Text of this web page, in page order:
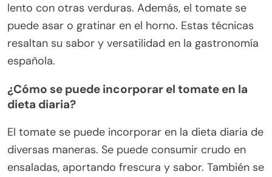
lento con otras verduras. Además, el tomate se
puede asar o gratinar en el horno. Estas técnicas
resaltan su sabor y versatilidad en la gastronomía
española.
¿Cómo se puede incorporar el tomate en la
dieta diaria?
El tomate se puede incorporar en la dieta diaria de
diversas maneras. Se puede consumir crudo en
ensaladas, aportando frescura y sabor. También se